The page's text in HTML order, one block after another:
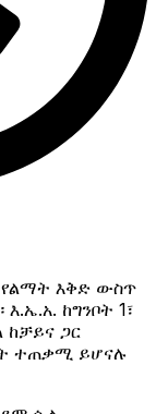
የልማት እቅድ ውስጥ
ከግንቦት 1፣
ከቻይና ጋር
ተጠቃሚ ይሆናሉ